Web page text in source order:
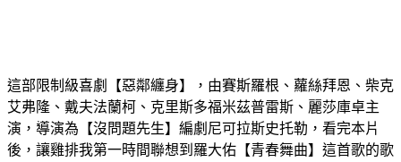
這部限制級喜劇【惡鄰纏身】，由賽斯羅根、蘿絲拜恩、柴克
艾弗隆、戴夫法蘭柯、克里斯多福米茲普雷斯、麗莎庫卓主
演，導演為【沒問題先生】編劇尼可拉斯史托勒，看完本片
後，讓雞排我第一時間聯想到羅大佑【青春舞曲】這首歌的歌